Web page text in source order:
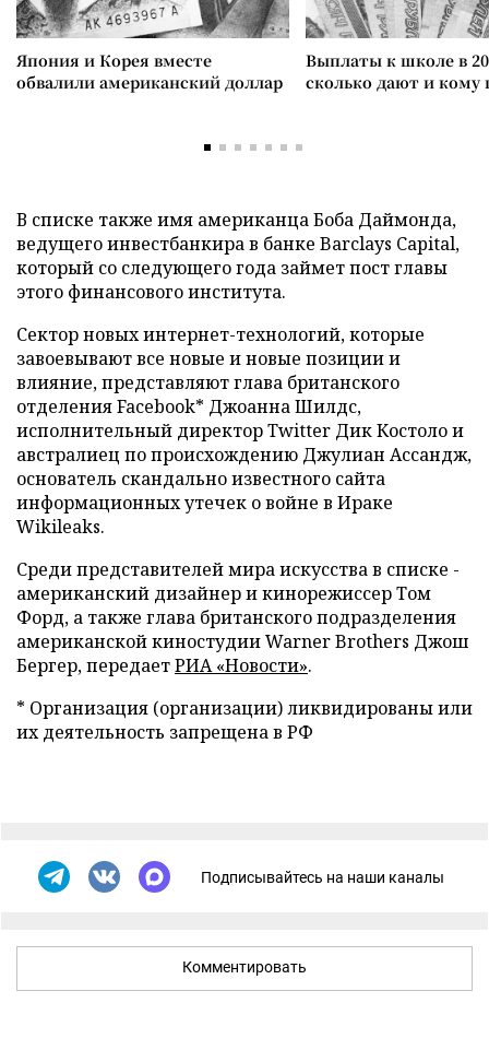
Япония и Корея вместе
обвалили американский доллар
Выплаты к школе в
сколько дают и
В списке также имя американца Боба Даймонда,
ведущего инвестбанкира в банке Barclays Capital,
который со следующего года займет пост главы
этого финансового института.
Сектор новых интернет-технологий, которые
завоевывают все новые и новые позиции и
влияние, представляют глава британского
отделения Facebook* Джоанна Шилдс,
исполнительный директор Twitter Дик Костоло и
австралиец по происхождению Джулиан Ассандж,
основатель скандально известного сайта
информационных утечек о войне в Ираке
Wikileaks.
Среди представителей мира искусства в списке -
американский дизайнер и кинорежиссер Том
Форд, а также глава британского подразделения
американской киностудии Warner Brothers Джош
Бергер, передаетРИА «Новости».
* Организация (организации) ликвидированы или
их деятельность запрещена в РФ
Подписывайтесь на наши каналы
Комментировать